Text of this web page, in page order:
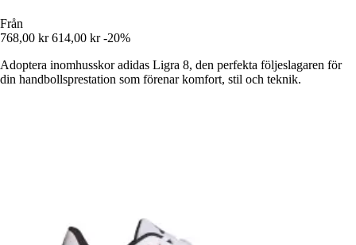
Från
768,00 kr 614,00 kr -20%
Adoptera inomhusskor adidas Ligra 8, den perfekta följeslagaren för
din handbollsprestation som förenar komfort, stil och teknik.